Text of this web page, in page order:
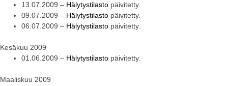
13.07.2009 – Hälytystilasto päivitetty.
09.07.2009 – Hälytystilasto päivitetty.
06.07.2009 – Hälytystilasto päivitetty.
Kesäkuu 2009
01.06.2009 – Hälytystilasto päivitetty.
Maaliskuu 2009